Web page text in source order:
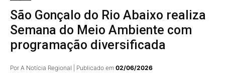
São Gonçalo do Rio Abaixo realiza
Semana do Meio Ambiente com
programação diversificada
Por A Notícia Regional | Publicado em 02/06/2026